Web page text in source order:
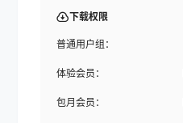
下载权限
普通用户组：
体验会员：
包月会员：